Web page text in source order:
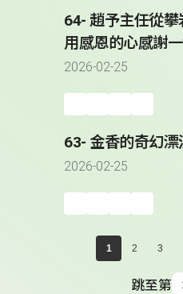
64- 趙予主任從
用感恩的心感謝
2026-02-25
63- 金香的奇幻漂
2026-02-25
1 2 3
跳至第